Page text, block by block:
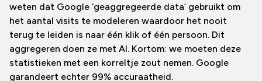
weten dat Google ‘geaggregeerde data’ gebruikt om
het aantal visits te modeleren waardoor het nooit
terug te leiden is naar één klik of één persoon. Dit
aggregeren doen ze met AI. Kortom: we moeten deze
statistieken met een korreltje zout nemen. Google
garandeert echter 99% accuraatheid.